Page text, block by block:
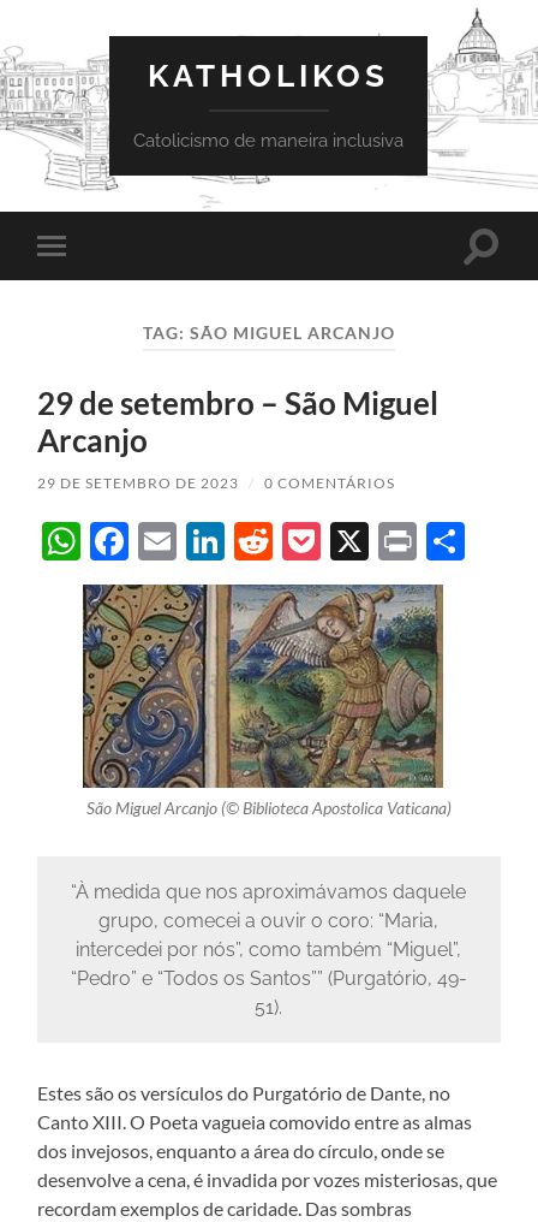
KATHOLIKOS
Catolicismo de maneira inclusiva
Toggle
mobile
Toggle
TAG: SÃO MIGUEL ARCANJO
29 de setembro – São Miguel
Arcanjo
29 DE SETEMBRO DE 2023 / 0 COMENTÁRIOS
WhatsApp
Facebook
EmailLinkedIn
Reddit
Pocket
X Print
São Miguel Arcanjo (© Biblioteca Apostolica Vaticana)
“À medida que nos aproximávamos daquele
grupo, comecei a ouvir o coro: “Maria,
intercedei por nós”, como também “Miguel”,
“Pedro” e “Todos os Santos”” (Purgatório, 49-
51).
Estes são os versículos do Purgatório de Dante, no
Canto XIII. O Poeta vagueia comovido entre as almas
dos invejosos, enquanto a área do círculo, onde se
desenvolve a cena, é invadida por vozes misteriosas, que
recordam exemplos de caridade. Das sombras